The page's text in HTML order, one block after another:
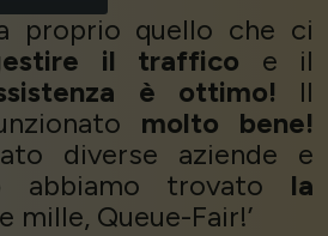
proprio quello che ci
il traffico e il
è ottimo! Il
molto bene!
diverse aziende e
abbiamo trovato la
mille, Queue-Fair!’